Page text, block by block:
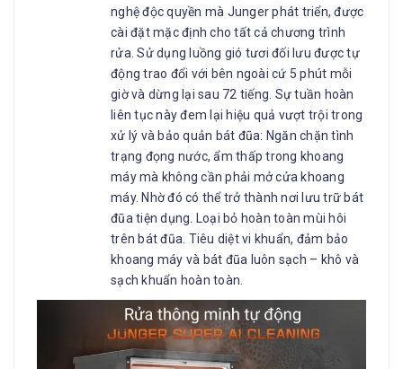
nghệ độc quyền mà Junger phát triển, được
cài đặt mặc định cho tất cả chương trình
rửa. Sử dụng luồng gió tươi đối lưu được tự
động trao đổi với bên ngoài cứ 5 phút mỗi
giờ và dừng lại sau 72 tiếng. Sự tuần hoàn
liên tục này đem lại hiệu quả vượt trội trong
xử lý và bảo quản bát đũa: Ngăn chặn tình
trạng đọng nước, ẩm thấp trong khoang
máy mà không cần phải mở cửa khoang
máy. Nhờ đó có thể trở thành nơi lưu trữ bát
đũa tiện dụng. Loại bỏ hoàn toàn mùi hôi
trên bát đũa. Tiêu diệt vi khuẩn, đảm bảo
khoang máy và bát đũa luôn sạch – khô và
sạch khuẩn hoàn toàn.